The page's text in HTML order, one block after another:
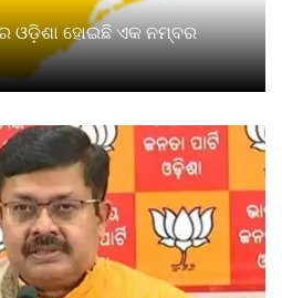
ଓଡ଼ିଶା ହୋଇଛି ଏକ ନମ୍ବର